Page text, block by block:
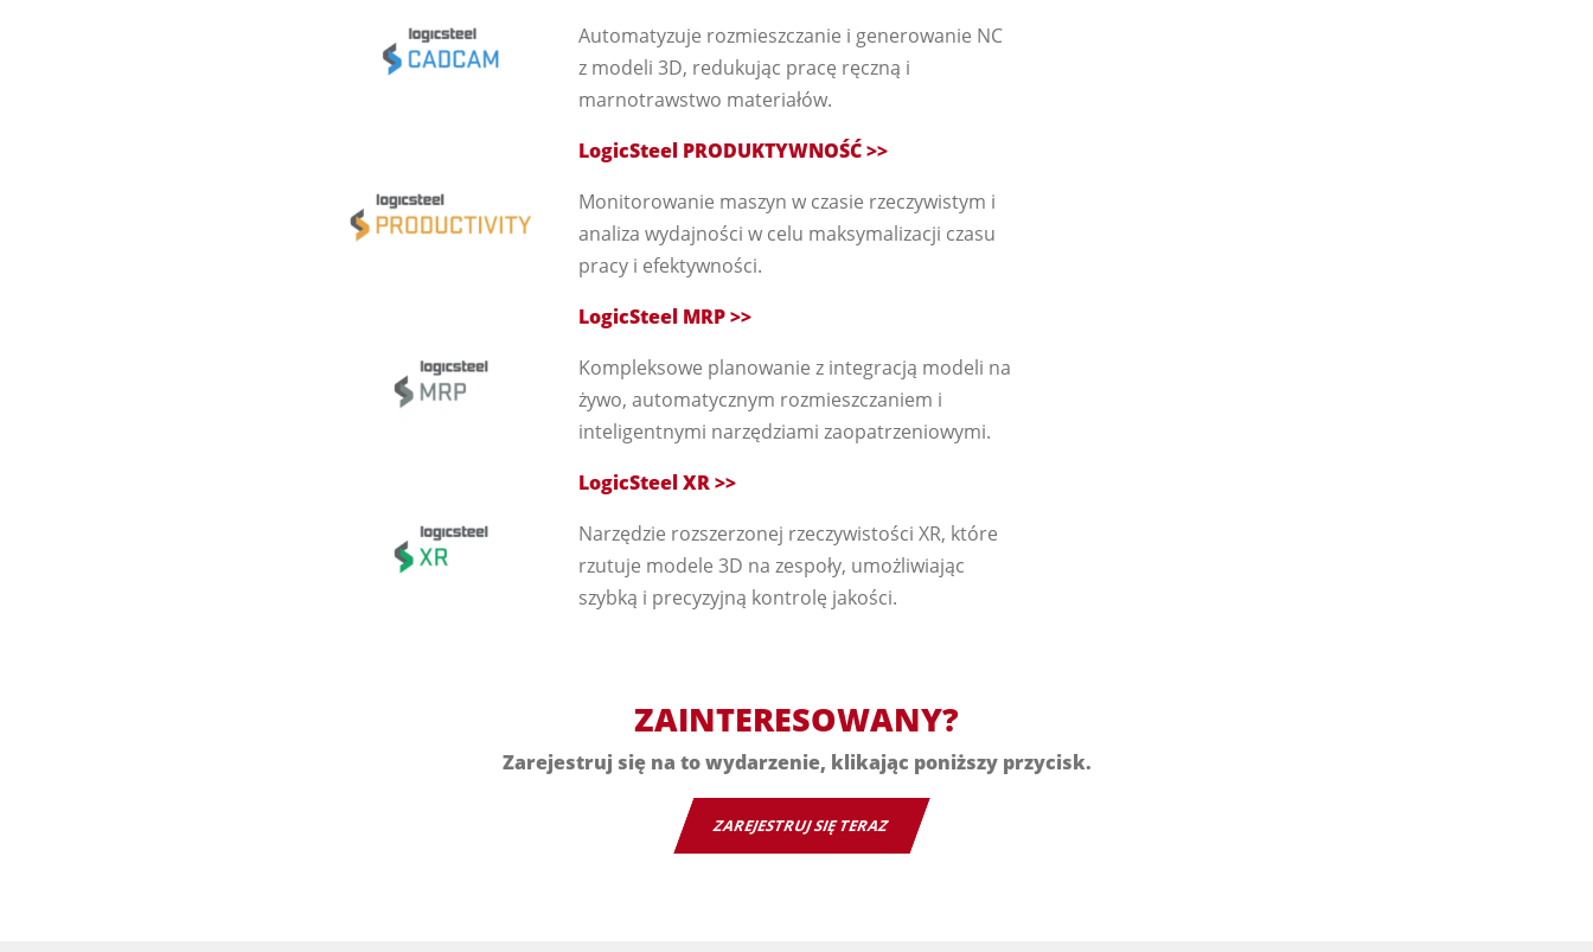
Automatyzuje rozmieszczanie i generowanie NC
z modeli 3D, redukując pracę ręczną i
marnotrawstwo materiałów.
LogicSteel PRODUKTYWNOŚĆ >>
Monitorowanie maszyn w czasie rzeczywistym i
analiza wydajności w celu maksymalizacji czasu
pracy i efektywności.
LogicSteel MRP >>
Kompleksowe planowanie z integracją modeli na
żywo, automatycznym rozmieszczaniem i
inteligentnymi narzędziami zaopatrzeniowymi.
LogicSteel XR >>
Narzędzie rozszerzonej rzeczywistości XR, które
rzutuje modele 3D na zespoły, umożliwiając
szybką i precyzyjną kontrolę jakości.
ZAINTERESOWANY?
Zarejestruj się na to wydarzenie, klikając poniższy przycisk.
ZAREJESTRUJ SIĘ TERAZ